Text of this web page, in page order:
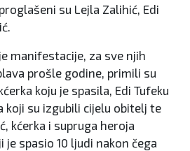
su Lejla Zalihić, Edi
manifestacije, za sve njih
prošle godine, primili su
koju je spasila, Edi Tufeku
koji su izgubili cijelu obitelj te
kćerka i supruga heroja
je spasio 10 ljudi nakon čega